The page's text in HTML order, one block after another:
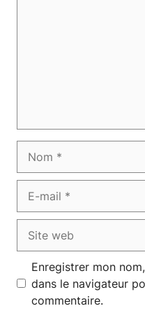
mail
web
Enregistrer mon
dans le navigateur
commentaire.